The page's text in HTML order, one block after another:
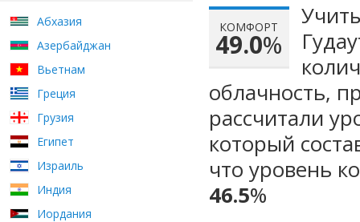
Абхазия
Азербайджан
Вьетнам
Греция
Грузия
Египет
Израиль
Индия
Иордания
КОМФОРТ
49.0%
облачность,
рассчитали
который
что уровень
46.5%